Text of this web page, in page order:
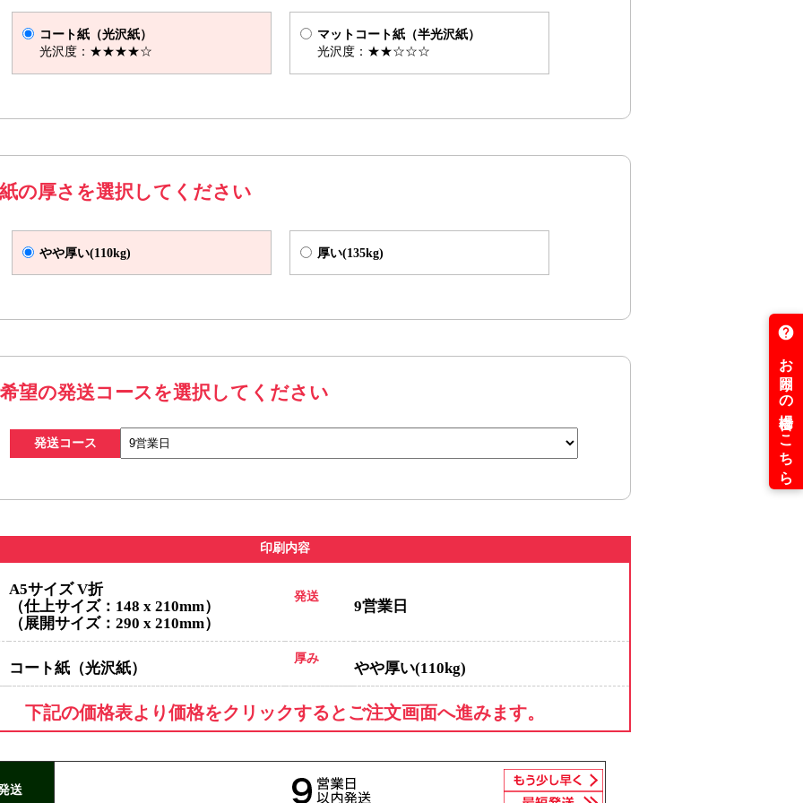
イズ V折 仕上がりサイズ（W213×H297mm) 展開サイズ（W420×H297mm)
イズ V折 仕上がりサイズ（W182×H257mm) 展開サイズ（W358×H257mm)
コート紙（光沢紙）
光沢度：★★★★☆
マットコート紙（半光沢紙）
光沢度：★★☆☆☆
の厚さを選択してください
やや厚い(110kg) 厚い(135kg)
望の発送コースを選択してください
発送コース
印刷内容
A5サイズ V折
（仕上サイズ：148 x 210mm）
（展開サイズ：290 x 210mm）
発送
9営業日
コート紙（光沢紙）
厚み
やや厚い(110kg)
下記の価格表より価格をクリックするとご注文画面へ進みます。
送